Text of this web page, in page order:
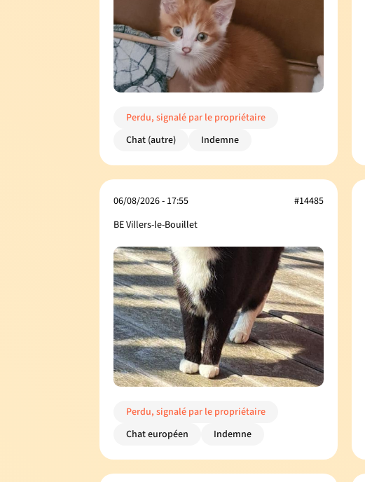
Perdu, signalé par le propriétaire
Chat (autre)
Indemne
06/08/2026 - 17:55
BE Villers-le-Bouillet
#14485
Perdu, signalé par le propriétaire
Chat européen
Indemne